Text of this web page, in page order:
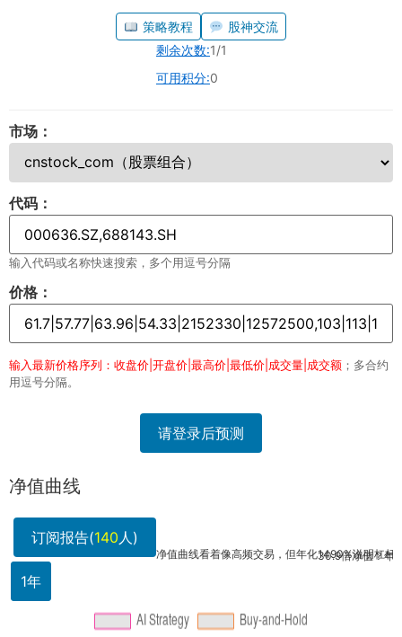
策略教程
股神交流
剩余次数:1/1
可用积分:0
市场：
代码：
输入代码或名称快速搜索，多个用逗号分隔
价格：
输入最新价格序列：收盘价|开盘价|最高价|最低价|成交量|成交额 ；多合约
用逗号分隔。
请登录后预测
净值曲线
订阅报告(140人)
1年
30.9倍净值？年化
净值曲线看着像高频交易，但年化1490%说明杠杆不...